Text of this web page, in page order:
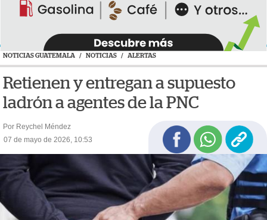
NOTICIAS GUATEMALA / NOTICIAS / ALERTAS
Retienen y entregan a supuesto
ladrón a agentes de la PNC
Por Reychel Méndez
07 de mayo de 2026, 10:53